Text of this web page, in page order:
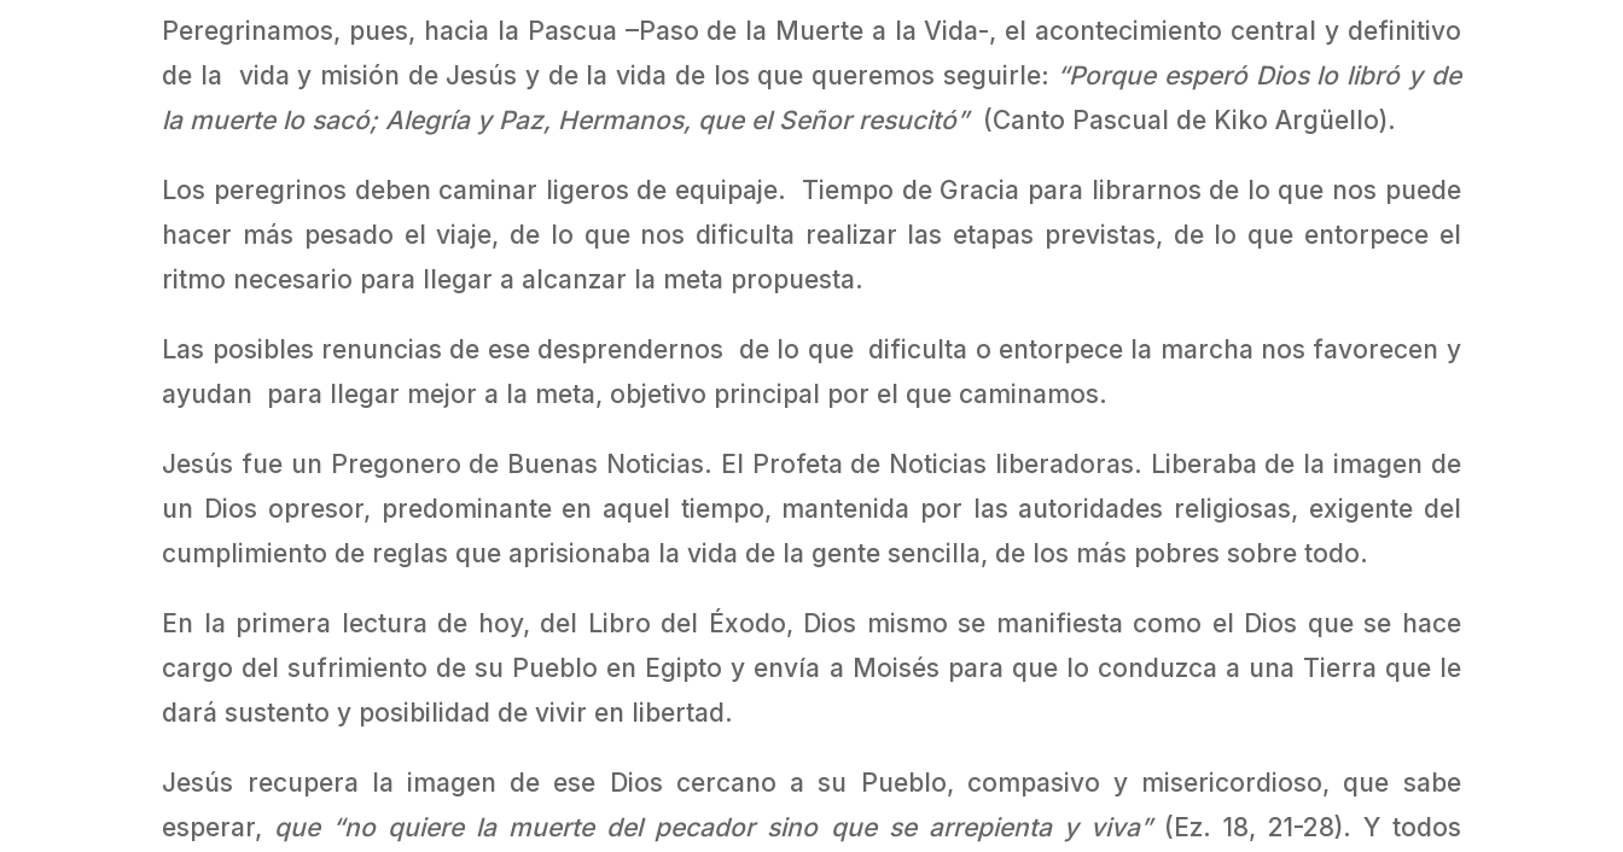
Peregrinamos, pues, hacia la Pascua –Paso de la Muerte a la Vida-, el acontecimiento central y definitivo
de la vida y misión de Jesús y de la vida de los que queremos seguirle: “Porque esperó Dios lo libró y de
la muerte lo sacó; Alegría y Paz, Hermanos, que el Señor resucitó”(Canto Pascual de Kiko Argüello).
Los peregrinos deben caminar ligeros de equipaje. Tiempo de Gracia para librarnos de lo que nos puede
hacer más pesado el viaje, de lo que nos dificulta realizar las etapas previstas, de lo que entorpece el
ritmo necesario para llegar a alcanzar la meta propuesta.
Las posibles renuncias de ese desprendernos de lo que dificulta o entorpece la marcha nos favorecen y
ayudan para llegar mejor a la meta, objetivo principal por el que caminamos.
Jesús fue un Pregonero de Buenas Noticias. El Profeta de Noticias liberadoras. Liberaba de la imagen de
un Dios opresor, predominante en aquel tiempo, mantenida por las autoridades religiosas, exigente del
cumplimiento de reglas que aprisionaba la vida de la gente sencilla, de los más pobres sobre todo.
En la primera lectura de hoy, del Libro del Éxodo, Dios mismo se manifiesta como el Dios que se hace
cargo del sufrimiento de su Pueblo en Egipto y envía a Moisés para que lo conduzca a una Tierra que le
dará sustento y posibilidad de vivir en libertad.
Jesús recupera la imagen de ese Dios cercano a su Pueblo, compasivo y misericordioso, que sabe
esperar, que “no quiere la muerte del pecador sino que se arrepienta y viva”(Ez. 18, 21-28). Y todos